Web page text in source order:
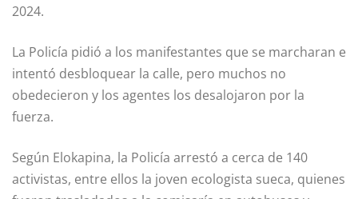
2024.
La Policía pidió a los manifestantes que se marcharan e
intentó desbloquear la calle, pero muchos no
obedecieron y los agentes los desalojaron por la
fuerza.
Según Elokapina, la Policía arrestó a cerca de 140
activistas, entre ellos la joven ecologista sueca, quienes